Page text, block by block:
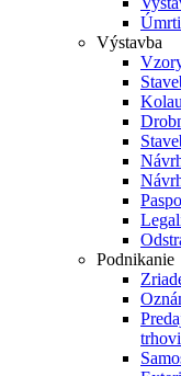
Výstavba
Podnikanie